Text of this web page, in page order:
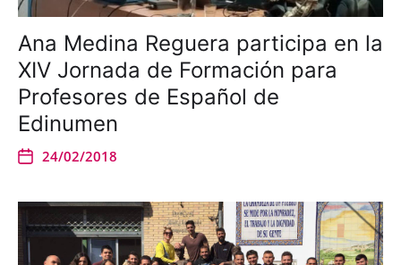
Ana Medina Reguera participa en la
XIV Jornada de Formación para
Profesores de Español de
Edinumen
24/02/2018